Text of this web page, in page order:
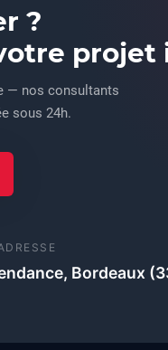
?
— nos consultants
sous 24h.
Bordeaux